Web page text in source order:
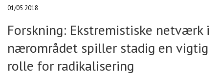
01/05 2018
Forskning: Ekstremistiske netværk i
nærområdet spiller stadig en vigtig
rolle for radikalisering